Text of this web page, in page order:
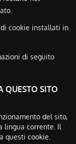
cookie installati in
di seguito
QUESTO SITO
del sito,
lingua corrente. Il
questi cookie.